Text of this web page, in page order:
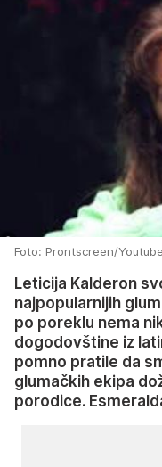
Foto: Prontscreen/Youtube
Leticija Kalderon
najpopularnijih
po poreklu nema
dogodovštine iz
pomno pratile da
glumačkih ekipa
porodice.